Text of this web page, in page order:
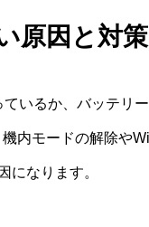
原因と対策
いるか、バッテリ
内モードの解除や
になります。